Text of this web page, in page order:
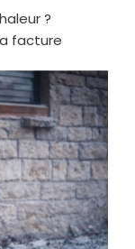
?
facture